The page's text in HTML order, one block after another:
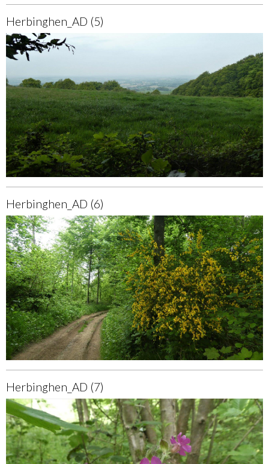
Herbinghen_AD (5)
Herbinghen_AD (6)
Herbinghen_AD (7)